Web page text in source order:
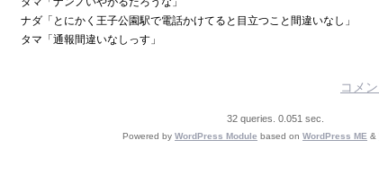
ナダ「とにかく王子公園駅で電話かけてると目立つこと間違いなし」
タマ「通報間違いなしっす」
コメ
32 queries. 0.051 sec.
Powered by WordPress Module based on WordPress ME &